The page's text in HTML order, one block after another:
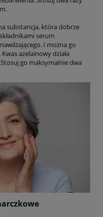
substancja, która dobrze
serum
I można go
azelainowy działa
go maksymalnie dwa